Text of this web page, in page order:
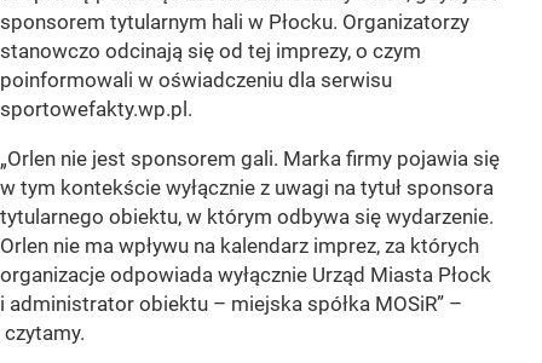
sponsorem tytularnym hali w Płocku. Organizatorzy
stanowczo odcinają się od tej imprezy, o czym
poinformowali w oświadczeniu dla serwisu
sportowefakty.wp.pl.
„Orlen nie jest sponsorem gali. Marka firmy pojawia się
w tym kontekście wyłącznie z uwagi na tytuł sponsora
tytularnego obiektu, w którym odbywa się wydarzenie.
Orlen nie ma wpływu na kalendarz imprez, za których
organizacje odpowiada wyłącznie Urząd Miasta Płock
i administrator obiektu – miejska spółka MOSiR” –
czytamy.